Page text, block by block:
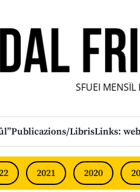
SFUEI MENSÎL
Publicazions/LibrisLinks:
2021 2020